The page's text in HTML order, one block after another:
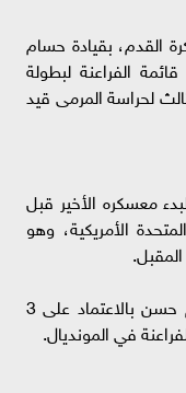
القدم، بقيادة حسام
الفراعنة لبطولة
الثالث لحراسة المرمى قيد
معسكره الأخير قبل
الأمريكية، وهو
وكشف مصدر بالمنتخب" عن قرار حسام حسن بالاعتماد على 3
في المونديال.